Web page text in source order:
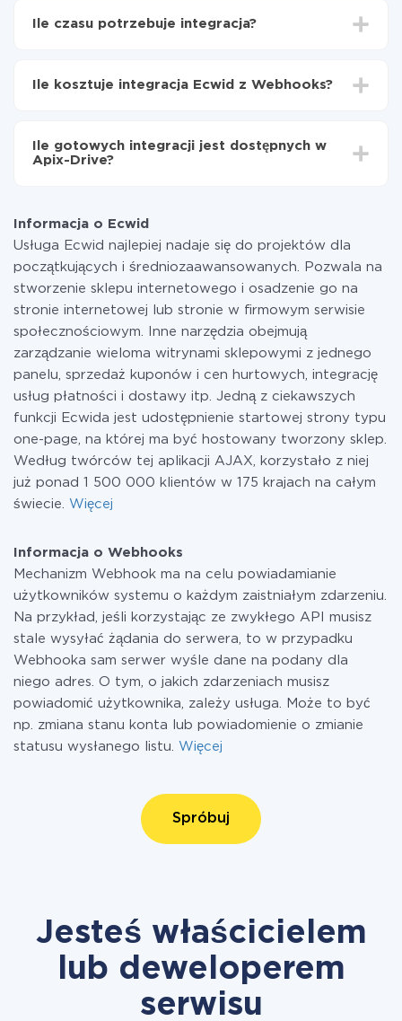
Webhooks
Ecwid do Webhooks
Ile czasu potrzebuje integracja?
od 5 do 30 minut. Konfiguracja zajmuje średnio 10-15
Ile kosztuje integracja Ecwid z Webhooks?
Płacisz tylko za ilość danych, która faktycznie jest
przekazywana z jednego z Twoich systemów do
w razie potrzeby przełączyć się na płatną. Więcej
informacji o taryfach.
Ile gotowych integracji jest dostępnych w
Apix-Drive?
Informacja o Ecwid
Usługa Ecwid najlepiej nadaje się do projektów dla
początkujących i średniozaawansowanych. Pozwala na
stworzenie sklepu internetowego i osadzenie go na
stronie internetowej lub stronie w firmowym serwisie
społecznościowym. Inne narzędzia obejmują
zarządzanie wieloma witrynami sklepowymi z jednego
panelu, sprzedaż kuponów i cen hurtowych, integrację
usług płatności i dostawy itp. Jedną z ciekawszych
funkcji Ecwida jest udostępnienie startowej strony typu
one-page, na której ma być hostowany tworzony sklep.
Według twórców tej aplikacji AJAX, korzystało z niej
już ponad 1 500 000 klientów w 175 krajach na całym
świecie. Więcej
Informacja o Webhooks
Mechanizm Webhook ma na celu powiadamianie
użytkowników systemu o każdym zaistniałym zdarzeniu.
Na przykład, jeśli korzystając ze zwykłego API musisz
stale wysyłać żądania do serwera, to w przypadku
Webhooka sam serwer wyśle dane na podany dla
niego adres. O tym, o jakich zdarzeniach musisz
powiadomić użytkownika, zależy usługa. Może to być
np. zmiana stanu konta lub powiadomienie o zmianie
statusu wysłanego listu. Więcej
Spróbuj
Jesteś właścicielem
lub deweloperem
serwisu